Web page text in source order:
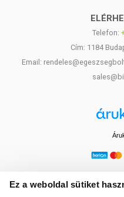
Ez a weboldal sütiket
Telefon:
Cím: 1184
Email: